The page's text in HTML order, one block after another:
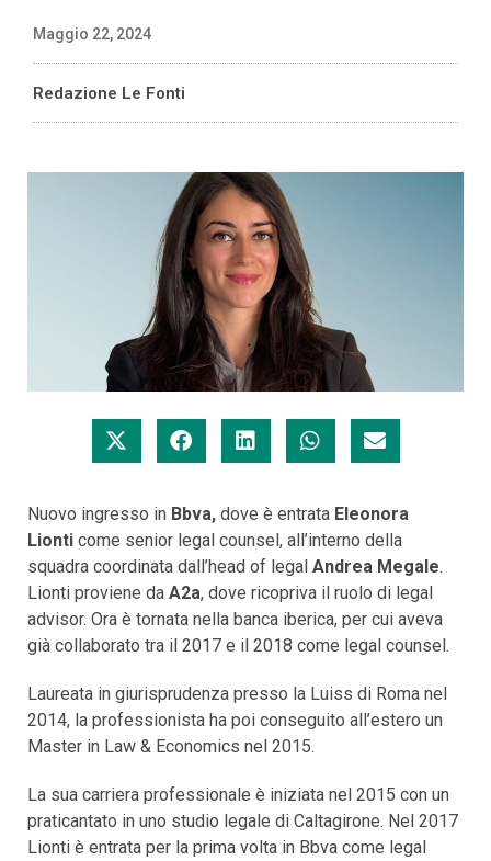
Maggio 22, 2024
Redazione Le Fonti
Nuovo ingresso in Bbva, dove è entrata Eleonora
Lionti come senior legal counsel, all’interno della
squadra coordinata dall’head of legal Andrea Megale.
Lionti proviene da A2a, dove ricopriva il ruolo di legal
advisor. Ora è tornata nella banca iberica, per cui aveva
già collaborato tra il 2017 e il 2018 come legal counsel.
Laureata in giurisprudenza presso la Luiss di Roma nel
2014, la professionista ha poi conseguito all’estero un
Master in Law & Economics nel 2015.
La sua carriera professionale è iniziata nel 2015 con un
praticantato in uno studio legale di Caltagirone. Nel 2017
Lionti è entrata per la prima volta in Bbva come legal